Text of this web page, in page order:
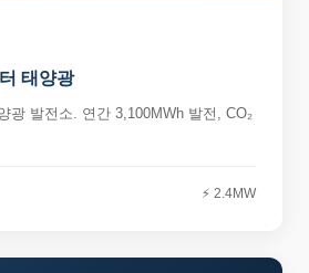
태양광
광 발전소. 연간 3,100MWh 발전, CO₂
⚡ 2.4MW